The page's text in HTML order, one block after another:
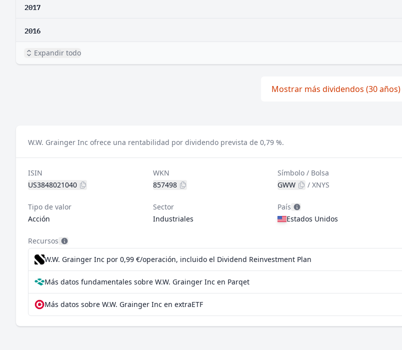
2017
2016
Expandir todo
Mostrar más dividendos (30 años)
W.W. Grainger Inc ofrece una rentabilidad por dividendo prevista de 0,79 %.
ISIN
US3848021040
WKN
857498
Símbolo / Bolsa
GWW
/XNYS
Tipo de valor
Acción
Sector
Industriales
País
Estados Unidos
Recursos
W.W. Grainger Inc por 0,99 €/operación, incluido el Dividend Reinvestment Plan
Más datos fundamentales sobre W.W. Grainger Inc en Parqet
Más datos sobre W.W. Grainger Inc en extraETF